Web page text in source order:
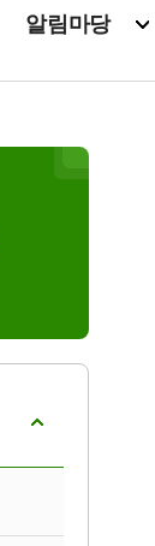
알림마당